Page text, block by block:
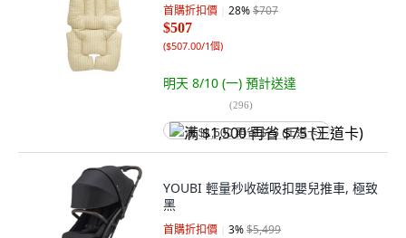
首購折扣價 28%$707
$507
($507.00/1個)
明天 8/10 (一) 預計送達
(296)
满 $1,500 再省 $75 (王道卡)
YOUBI 輕量秒收磁吸扣嬰兒推車, 極致
黑
首購折扣價 3%$5,499